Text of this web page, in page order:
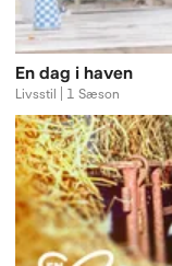
En dag i haven
Livsstil | 1 Sæson